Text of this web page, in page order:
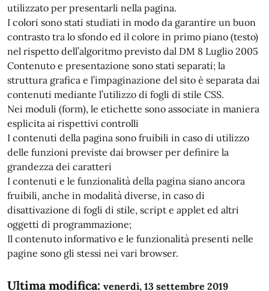
utilizzato per presentarli nella pagina.
I colori sono stati studiati in modo da garantire un buon
contrasto tra lo sfondo ed il colore in primo piano (testo)
nel rispetto dell’algoritmo previsto dal DM 8 Luglio 2005
Contenuto e presentazione sono stati separati; la
struttura grafica e l’impaginazione del sito è separata dai
contenuti mediante l’utilizzo di fogli di stile CSS.
Nei moduli (form), le etichette sono associate in maniera
esplicita ai rispettivi controlli
I contenuti della pagina sono fruibili in caso di utilizzo
delle funzioni previste dai browser per definire la
grandezza dei caratteri
I contenuti e le funzionalità della pagina siano ancora
fruibili, anche in modalità diverse, in caso di
disattivazione di fogli di stile, script e applet ed altri
oggetti di programmazione;
Il contenuto informativo e le funzionalità presenti nelle
pagine sono gli stessi nei vari browser.
Ultima modifica: venerdì, 13 settembre 2019